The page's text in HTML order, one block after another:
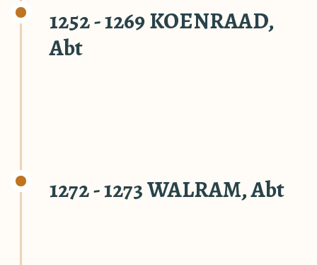
1252 - 1269 KOENRAAD,
Abt
1272 - 1273 WALRAM, Abt